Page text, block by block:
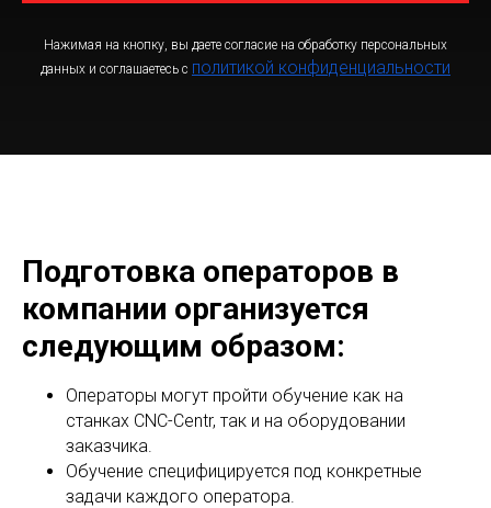
Нажимая на кнопку, вы даете согласие на обработку персональных
данных и соглашаетесь c политикой конфиденциальности
Подготовка операторов в
компании организуется
следующим образом:
Операторы могут пройти обучение как на
станках CNC-Centr, так и на оборудовании
заказчика.
Обучение специфицируется под конкретные
задачи каждого оператора.